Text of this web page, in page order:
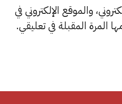
والموقع الإلكتروني في
المرة المقبلة في تعليقي.